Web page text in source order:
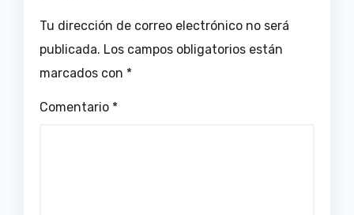
Tu dirección de correo electrónico no será
publicada. Los campos obligatorios están
marcados con *
Comentario *